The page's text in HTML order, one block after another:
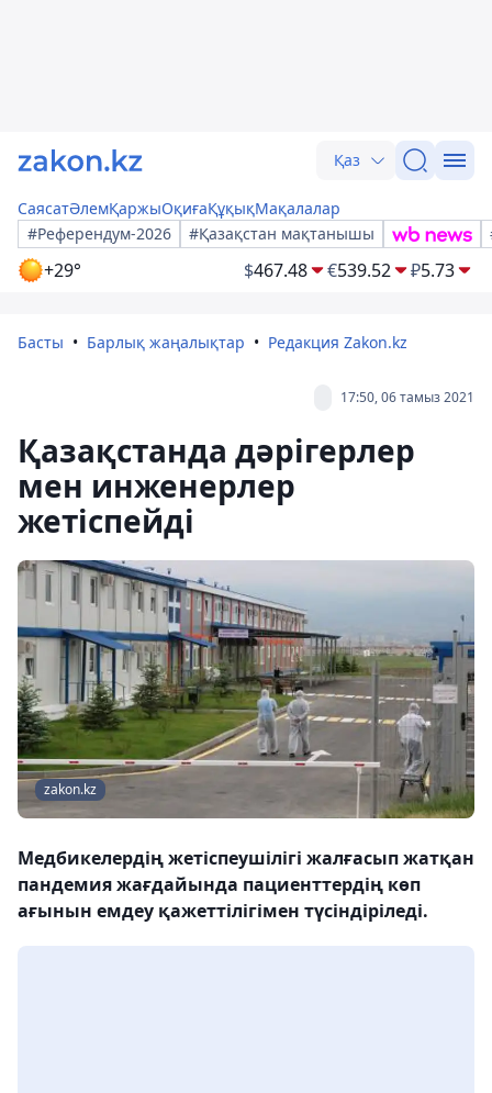
Қаз
СаясатӘлемҚаржыОқиғаҚұқықМақалалар
#Референдум-2026
#Қазақстан мақтанышы
+29° $467.48 €539.52 ₽5.73
Басты Барлық жаңалықтар Редакция Zakon.kz
17:50, 06 тамыз 2021
Қазақстанда дәрігерлер
мен инженерлер
жетіспейді
zakon.kz
Медбикелердің жетіспеушілігі жалғасып жатқан
пандемия жағдайында пациенттердің көп
ағынын емдеу қажеттілігімен түсіндіріледі.